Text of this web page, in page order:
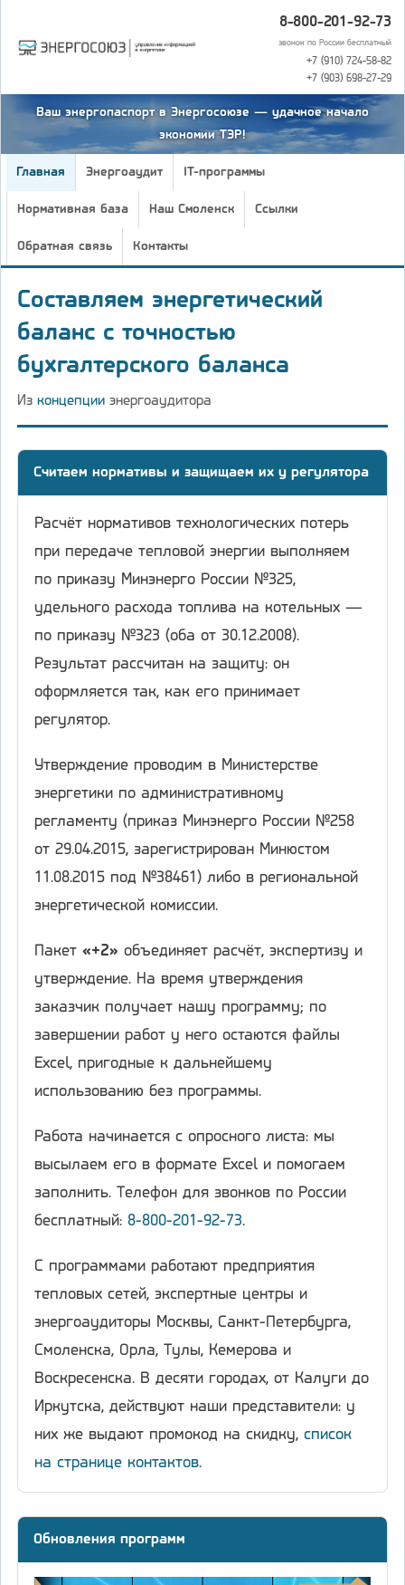
8-800-201-92-73
звонок по России бесплатный
+7 (910) 724-58-82
+7 (903) 698-27-29
Ваш энергопаспорт в Энергосоюзе — удачное начало
экономии ТЭР!
Главная Энергоаудит IT-программы
Нормативная база Наш Смоленск Ссылки
Обратная связь Контакты
Составляем энергетический
баланс с точностью
бухгалтерского баланса
Из концепции энергоаудитора
Считаем нормативы и защищаем их у регулятора
Расчёт нормативов технологических потерь
при передаче тепловой энергии выполняем
по приказу Минэнерго России №325,
удельного расхода топлива на котельных —
по приказу №323 (оба от 30.12.2008).
Результат рассчитан на защиту: он
оформляется так, как его принимает
регулятор.
Утверждение проводим в Министерстве
энергетики по административному
регламенту (приказ Минэнерго России №258
от 29.04.2015, зарегистрирован Минюстом
11.08.2015 под №38461) либо в региональной
энергетической комиссии.
Пакет «+2» объединяет расчёт, экспертизу и
утверждение. На время утверждения
заказчик получает нашу программу; по
завершении работ у него остаются файлы
Excel, пригодные к дальнейшему
использованию без программы.
Работа начинается с опросного листа: мы
высылаем его в формате Excel и помогаем
заполнить. Телефон для звонков по России
бесплатный: 8-800-201-92-73.
С программами работают предприятия
тепловых сетей, экспертные центры и
энергоаудиторы Москвы, Санкт-Петербурга,
Смоленска, Орла, Тулы, Кемерова и
Воскресенска. В десяти городах, от Калуги до
Иркутска, действуют наши представители: у
них же выдают промокод на скидку, список
на странице контактов.
Обновления программ